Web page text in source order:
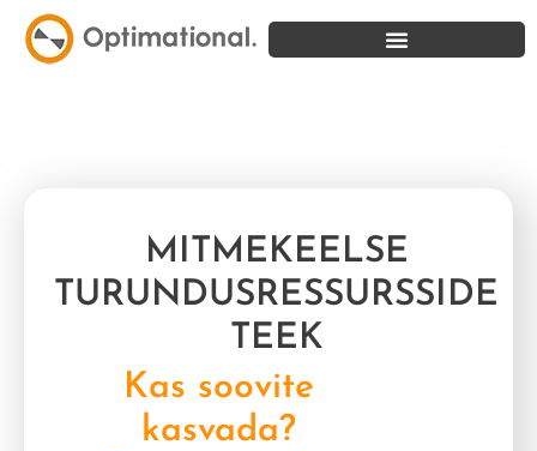
MITMEKEELSE
TURUNDUSRESSURSSIDE
TEEK
Kas soovite
kasvada?